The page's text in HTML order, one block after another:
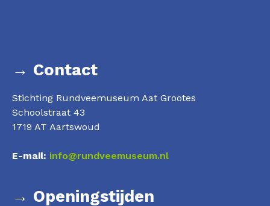
→ Contact
Stichting Rundveemuseum Aat Grootes
Schoolstraat 43
1719 AT Aartswoud
E-mail: info@rundveemuseum.nl
→ Openingstijden